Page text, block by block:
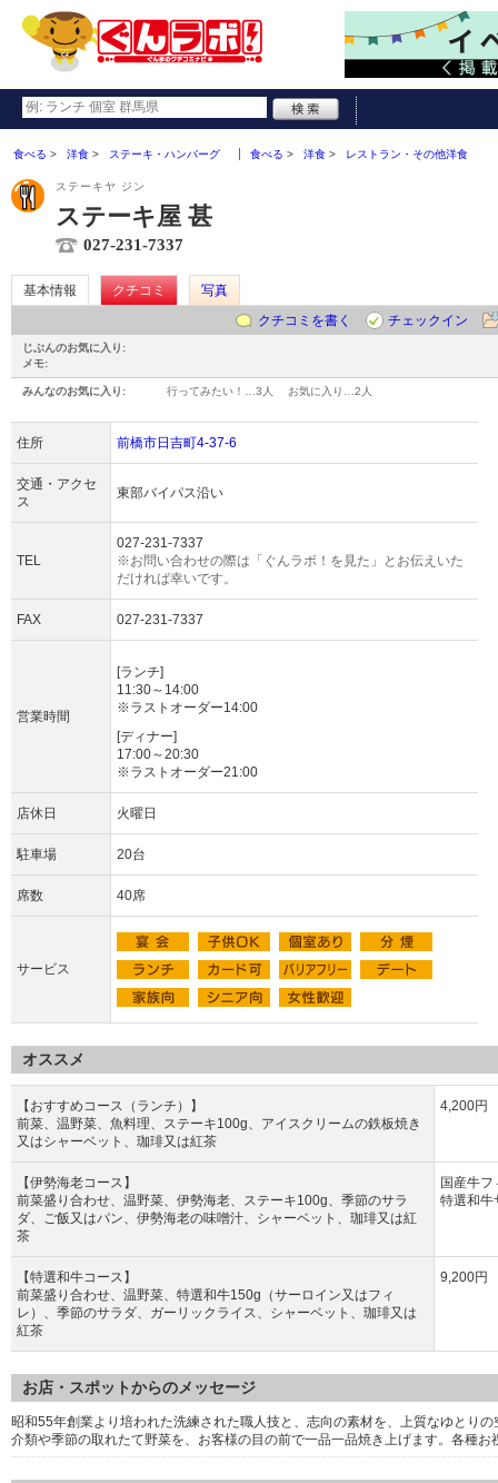
食べる 洋食 ステーキ・ハンバーグ 食べる 洋食 レストラン・その他洋食
ステーキヤ ジン
ステーキ屋 甚
027-231-7337
基本情報 クチコミ
写真
クチコミを書く
チェックイン
じぶんのお気に入り:
メモ:
みんなのお気に入り: 行ってみたい！… 3人 お気に入り… 2人
住所 前橋市日吉町4-37-6
交通・アクセ
ス
東部バイパス沿い
TEL
027-231-7337
※お問い合わせの際は「ぐんラボ！を見た」とお伝えいた
だければ幸いです。
FAX 027-231-7337
営業時間
[ランチ]
11:30～14:00
※ラストオーダー14:00
[ディナー]
17:00～20:30
※ラストオーダー21:00
店休日 火曜日
駐車場 20台
席数 40席
サービス
オススメ
【おすすめコース（ランチ）】
前菜、温野菜、魚料理、ステーキ100g、アイスクリームの鉄板焼き
又はシャーベット、珈琲又は紅茶
4,200円
【伊勢海老コース】
前菜盛り合わせ、温野菜、伊勢海老、ステーキ100g、季節のサラ
ダ、ご飯又はパン、伊勢海老の味噌汁、シャーベット、珈琲又は紅
茶
国産牛
特選和
【特選和牛コース】
前菜盛り合わせ、温野菜、特選和牛150g（サーロイン又はフィ
レ）、季節のサラダ、ガーリックライス、シャーベット、珈琲又は
紅茶
9,200円
お店・スポットからのメッセージ
昭和55年創業より培われた洗練された職人技と、志向の素材を、上質なゆとり
介類や季節の取れたて野菜を、お客様の目の前で一品一品焼き上げます。各種